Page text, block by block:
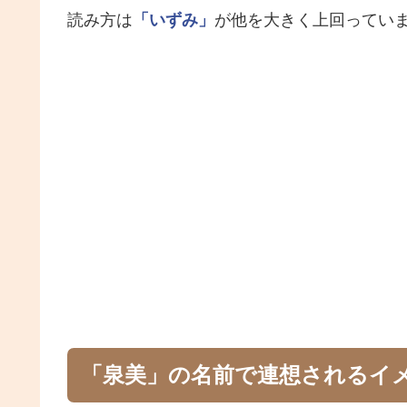
読み方は 「いずみ」 が他を大きく上回っていま
「泉美」の名前で連想されるイ